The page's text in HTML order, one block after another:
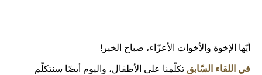
أيّها الإخوة والأخوات الأعزّاء، صباح الخير!
في اللقاء السّابق تكلّمنا على الأطفال، واليوم أيضًا سنتكلّم